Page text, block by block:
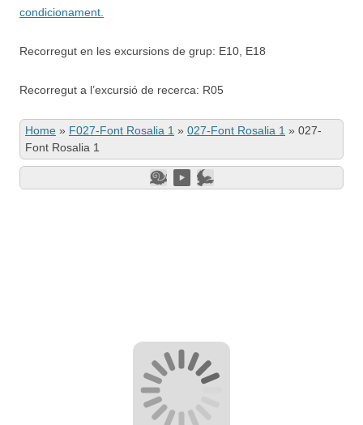
condicionament.
Recorregut en les excursions de grup: E10, E18
Recorregut a l’excursió de recerca: R05
Home » F027-Font Rosalia 1 » 027-Font Rosalia 1 » 027-
Font Rosalia 1